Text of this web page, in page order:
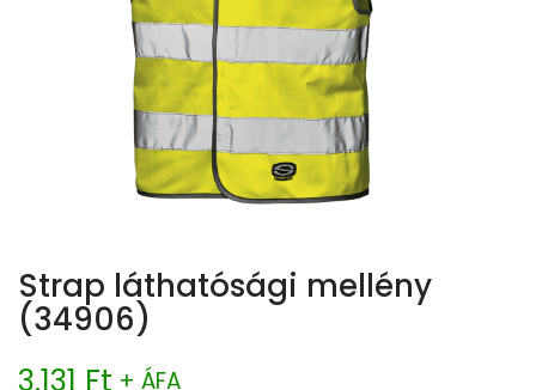
Strap láthatósági mellény
(34906)
3.131 Ft + ÁFA